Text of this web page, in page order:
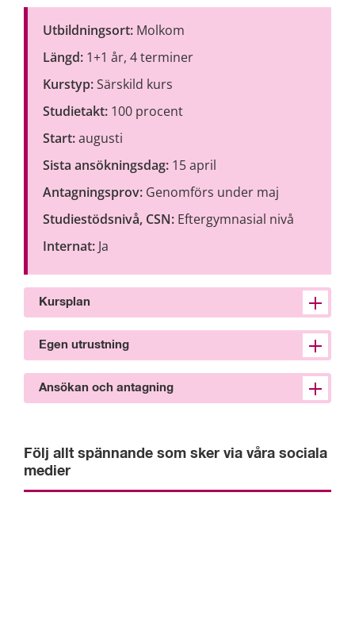
Utbildningsort: Molkom
Längd: 1+1 år, 4 terminer
Kurstyp: Särskild kurs
Studietakt: 100 procent
Start: augusti
Sista ansökningsdag: 15 april
Antagningsprov: Genomförs under maj
Studiestödsnivå, CSN: Eftergymnasial nivå
Internat: Ja
Kursplan
Egen utrustning
Ansökan och antagning
Följ allt spännande som sker via våra sociala
medier